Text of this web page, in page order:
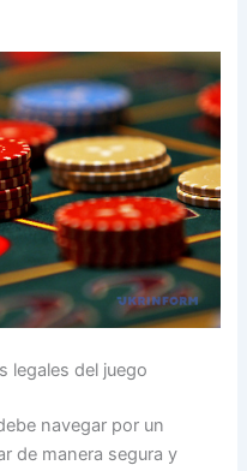
legales del juego
navegar por un
de manera segura y